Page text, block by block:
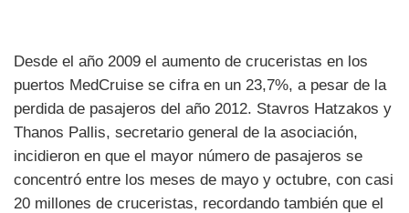
Desde el año 2009 el aumento de cruceristas en los
puertos MedCruise se cifra en un 23,7%, a pesar de la
perdida de pasajeros del año 2012. Stavros Hatzakos y
Thanos Pallis, secretario general de la asociación,
incidieron en que el mayor número de pasajeros se
concentró entre los meses de mayo y octubre, con casi
20 millones de cruceristas, recordando también que el